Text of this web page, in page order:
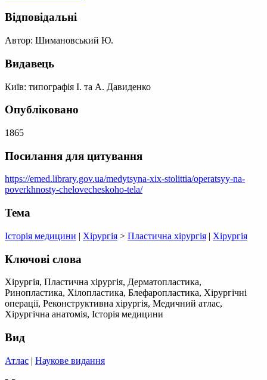
Відповідальні
Автор: Шимановський Ю.
Видавець
Київ: типографія І. та А. Давиденко
Опубліковано
1865
Посилання для цитування
https://emed.library.gov.ua/medytsyna-xix-stolittia/operatsyy-na-
poverkhnosty-chelovecheskoho-tela/
Тема
Історія медицини | Хірургія > Пластична хірургія | Хірургія
Ключові слова
Хірургія, Пластична хірургія, Дерматопластика,
Ринопластика, Хілопластика, Блефаропластика, Хірургічні
операції, Реконструктивна хірургія, Медичний атлас,
Хірургічна анатомія, Історія медицини
Вид
Атлас | Наукове видання